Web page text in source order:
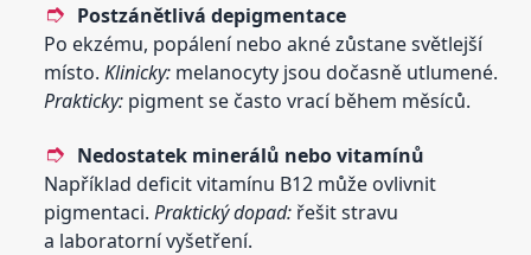
Postzánětlivá depigmentace
Po ekzému, popálení nebo akné zůstane světlejší
místo.Klinicky: melanocyty jsou dočasně utlumené.
Prakticky: pigment se často vrací během měsíců.
Nedostatek minerálů nebo vitamínů
Například deficit vitamínu B12 může ovlivnit
pigmentaci.Praktický dopad: řešit stravu
a laboratorní vyšetření.